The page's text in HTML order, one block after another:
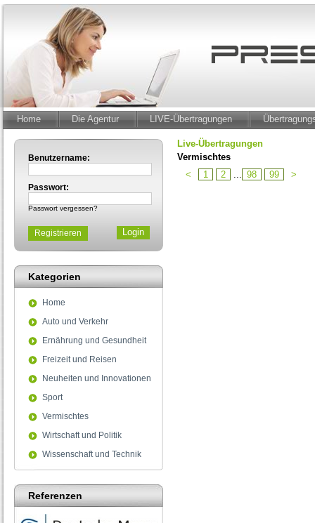
Home Die Agentur LIVE-Übertragungen
Benutzername:
Passwort:
Passwort vergessen?
Registrieren
Kategorien
Home
Auto und Verkehr
Ernährung und Gesundheit
Freizeit und Reisen
Neuheiten und Innovationen
Sport
Vermischtes
Wirtschaft und Politik
Wissenschaft und Technik
Referenzen
Live-Übertragungen
Vermischtes
<
1 2 ... 98 99 >